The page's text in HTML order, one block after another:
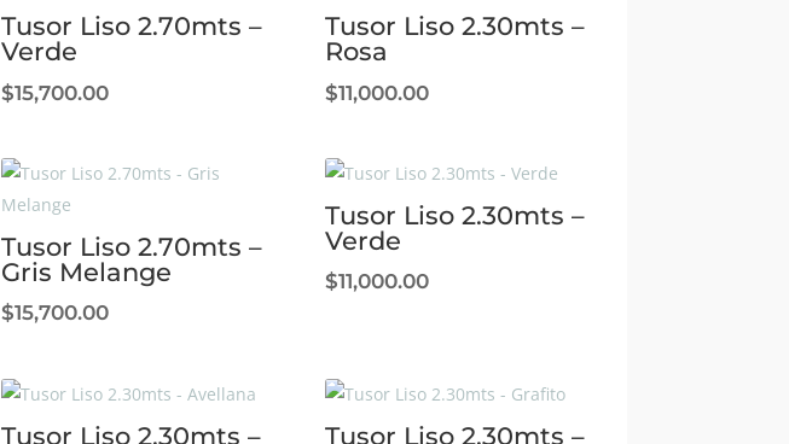
Tusor Liso 2.70mts –
Verde
$15,700.00
Tusor Liso 2.30mts –
Rosa
$11,000.00
Tusor Liso 2.70mts –
Gris Melange
$15,700.00
Tusor Liso 2.30mts –
Verde
$11,000.00
Tusor Liso 2.30mts –
Tusor Liso 2.30mts –